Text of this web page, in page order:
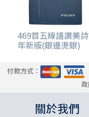
469首五線譜讚美
年新版(銀邊燙銀)
付款方式：
關於我們